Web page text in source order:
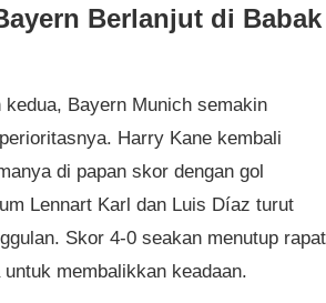
Berlanjut di Babak
kedua, Bayern Munich semakin
Harry Kane kembali
di papan skor dengan gol
Lennart Karl dan Luis Díaz turut
Skor 4-0 seakan menutup rapat
untuk membalikkan keadaan.